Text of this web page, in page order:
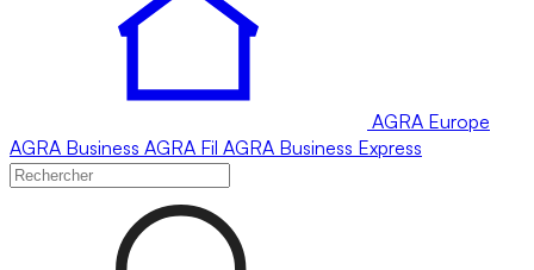
AGRA Europe
AGRA Business AGRA Fil AGRA Business Express